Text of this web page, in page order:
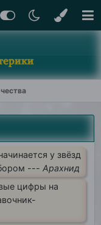
у звёзд
--- Арахнид
цифры на